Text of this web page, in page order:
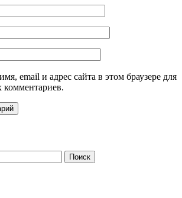
email и адрес сайта в этом браузере для